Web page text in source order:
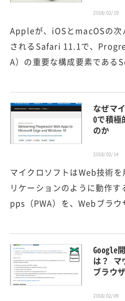
2018/02/19
Appleが、iOSとmacOSの次
されるSafari 11.1で、
A）の重要な構成要素であ
なぜマ
0で積極
のか
2018/02/14
マイクロソフトはWeb技術
リケーションのように動作
pps（PWA）を、Webブラ
Google
は？ マ
ブラウ
2018/02/09